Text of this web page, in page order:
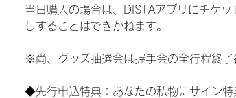
当日購入の場合は、DISTAアプリにチケ
しすることはできかねます。
※尚、グッズ抽選会は握手会の全行程終了
◆先行申込特典：あなたの私物にサイン特